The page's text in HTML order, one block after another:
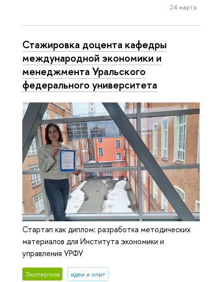
24 марта
Стажировка доцента кафедры
международной экономики и
менеджмента Уральского
федерального университета
Стартап как диплом: разработка методических
материалов для Института экономики и
управления УРФУ
Экспертиза идеи и опыт